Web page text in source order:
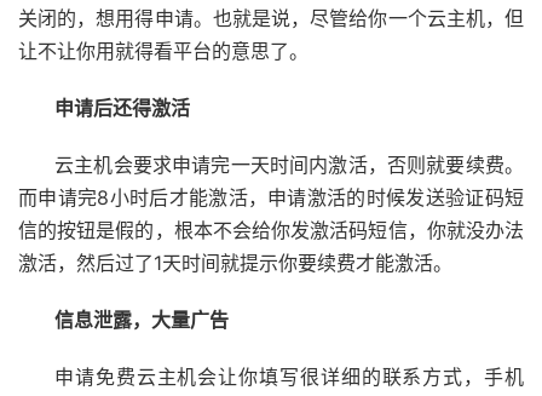
关闭的，想用得申请。也就是说，尽管给你一个云主机，但
让不让你用就得看平台的意思了。
申请后还得激活
云主机会要求申请完一天时间内激活，否则就要续费。
而申请完8小时后才能激活，申请激活的时候发送验证码短
信的按钮是假的，根本不会给你发激活码短信，你就没办法
激活，然后过了1天时间就提示你要续费才能激活。
信息泄露，大量广告
申请免费云主机会让你填写很详细的联系方式，手机